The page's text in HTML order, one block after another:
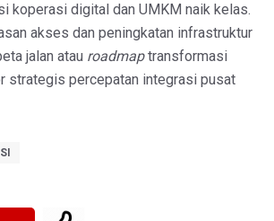
koperasi digital dan UMKM naik kelas.
akses dan peningkatan infrastruktur
jalan atau roadmaptransformasi
strategis percepatan integrasi pusat